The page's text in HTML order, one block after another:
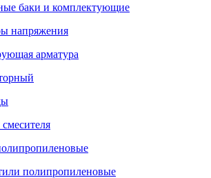
баки и комплектующие
напряжения
арматура
полипропиленовые